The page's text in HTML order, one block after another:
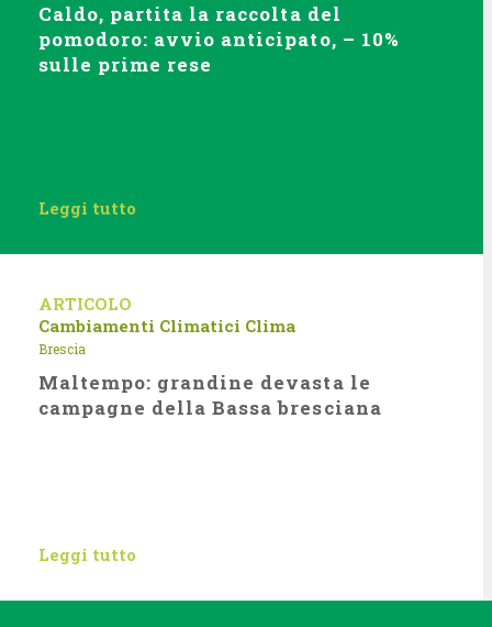
Caldo, partita la raccolta del
pomodoro: avvio anticipato, – 10%
sulle prime rese
Leggi tutto
ARTICOLO
Cambiamenti Climatici Clima
Brescia
Maltempo: grandine devasta le
campagne della Bassa bresciana
Leggi tutto